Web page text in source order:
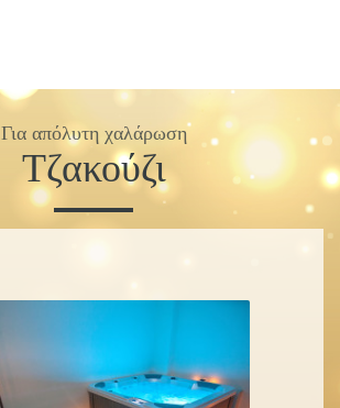
Για απόλυτη χαλάρωση
Τζακούζι